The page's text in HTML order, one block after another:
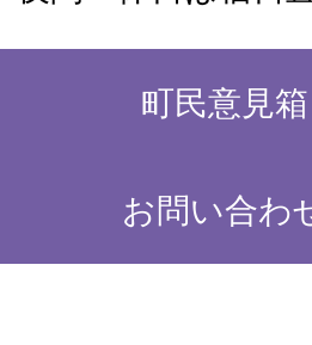
町民意見箱
お問い合わ